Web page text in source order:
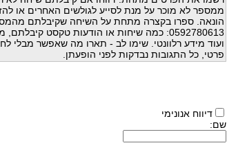
ממספר לא מוכר על מנת לסייע לגולשים האחרים או
הונאה. ספרו בקצרה מתחת על השיחה שקיבלתם
0592780613: כמה שיחות או הודעות טקסט
ועוד מידע רלוונטי. שימו לב - תארו מה שאפשר מבלי
פרטי, כל התגובות נבדקות לפני הופעתן.
דיווח אנונימי
שם: